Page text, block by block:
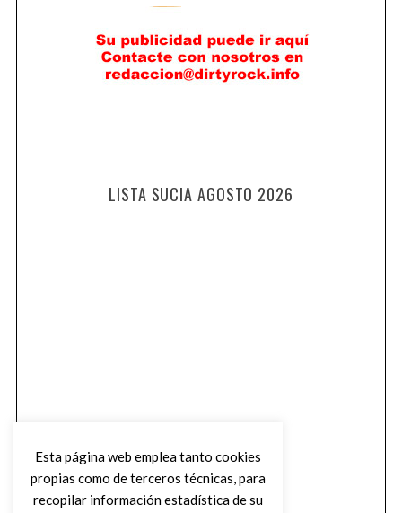
LISTA SUCIA AGOSTO 2026
Esta página web emplea tanto cookies
propias como de terceros técnicas, para
recopilar información estadística de su